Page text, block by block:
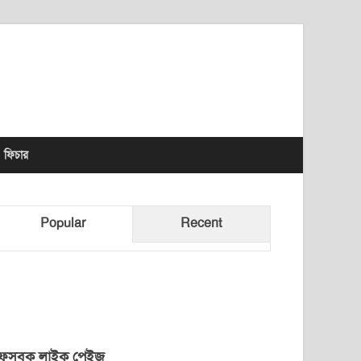
ফিচার
Popular Recent
লাইক পেইজ